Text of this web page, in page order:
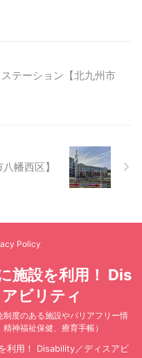
テーション【北九州市
幡西区】
Policy
施設を利用！ Dis
ビリティ
度のある施設やバリアフリー情
神福祉保健、療育手帳）
利用！ Disability／ディスアビ